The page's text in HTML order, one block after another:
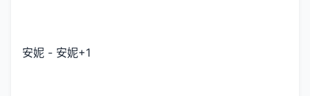
安妮 - 安妮+1